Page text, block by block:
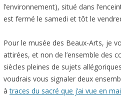
l’environnement), situé dans
est fermé le samedi et tôt le
Pour le musée des Beaux-Arts, je
attirées, et non de l’ensemble des
siècles pleines de sujets
voudrais vous signaler deux
àtraces du sacré que j’ai vue en mai